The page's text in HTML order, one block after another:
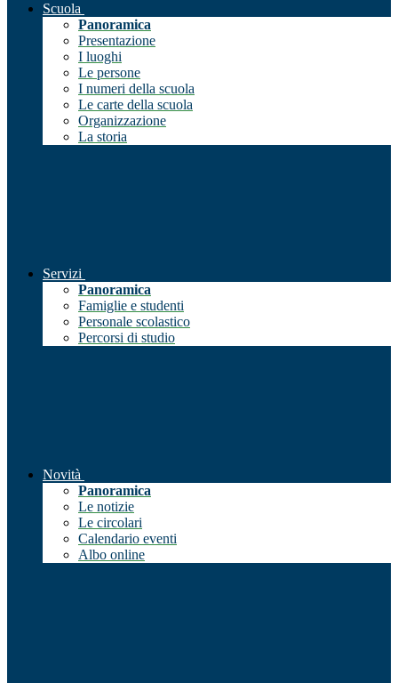
Scuola
Panoramica
Presentazione
I luoghi
Le persone
I numeri della scuola
Le carte della scuola
Organizzazione
La storia
Servizi
Panoramica
Famiglie e studenti
Personale scolastico
Percorsi di studio
Novità
Panoramica
Le notizie
Le circolari
Calendario eventi
Albo online